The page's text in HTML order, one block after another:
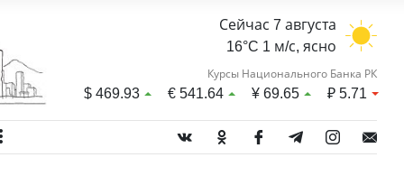
Сейчас 7 августа
16°C 1 м/с, ясно
Курсы Национального Банка РК
$469.93 €541.64 ¥69.65 ₽5.71